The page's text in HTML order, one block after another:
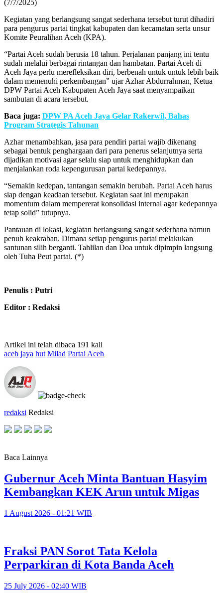
(7/7/2025)
Kegiatan yang berlangsung sangat sederhana tersebut turut dihadiri
para pengurus partai tingkat kabupaten dan kecamatan serta unsur
Komite Peuralihan Aceh (KPA).
“Partai Aceh sudah berusia 18 tahun. Perjalanan panjang ini tentu
sudah melalui berbagai rintangan dan hambatan. Partai Aceh di
Aceh Jaya perlu merefleksikan diri, berbenah untuk untuk lebih baik
dalam memenuhi perkembangan” ujar Azhar Abdurrahman, Ketua
DPW Partai Aceh Kabupaten Aceh Jaya saat menyampaikan
sambutan di acara tersebut.
Baca juga: DPW PA Aceh Jaya Gelar Rakerwil, Bahas
Program Strategis Tahunan
Azhar menambahkan, jasa para pendiri partai wajib dikenang
sebagai bentuk penghargaan dari para penerus selanjutnya serta
dijadikan motivasi agar selalu siap untuk menghidupkan dan
menjalankan roda kepengurusan partai kedepannya.
“Semakin kedepan, tantangan semakin berubah. Partai Aceh harus
siap dengan keadaan tersebut. Kegiatan saat ini merupakan
momentum dalam mempererat konsolidasi internal agar kedepannya
tetap solid” tutupnya.
Pantauan di lokasi, kegiatan berlangsung sangat sederhana namun
penuh keakraban. Dimana setiap pengurus partai melakukan
santunan silih berganti. Tahlilan dan Doa untuk dipimpin langsung
oleh Tuha Peut partai. (*)
Penulis : Putri
Editor : Redaksi
Artikel ini telah dibaca 191 kali
aceh jaya hut Milad Partai Aceh
redaksi Redaksi
Baca Lainnya
Gubernur Aceh Minta Bantuan Hasyim
Kembangkan KEK Arun untuk Migas
1 August 2026 - 01:21 WIB
Fraksi PAN Sorot Tata Kelola
Perparkiran di Kota Banda Aceh
25 July 2026 - 02:40 WIB